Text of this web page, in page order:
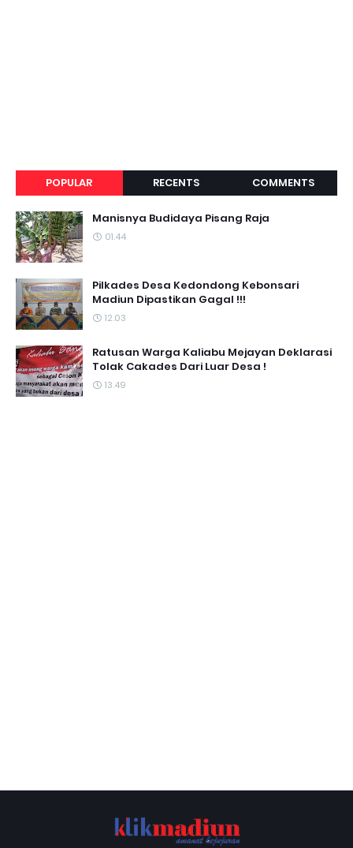
POPULAR RECENTS COMMENTS
Manisnya Budidaya Pisang Raja
01.44
Pilkades Desa Kedondong Kebonsari
Madiun Dipastikan Gagal !!!
12.03
Ratusan Warga Kaliabu Mejayan Deklarasi
Tolak Cakades Dari Luar Desa !
13.49